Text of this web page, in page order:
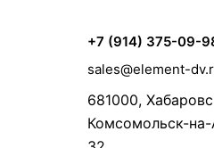
+7 (914) 375-09-
sales@element-
681000,
Комсомольск-